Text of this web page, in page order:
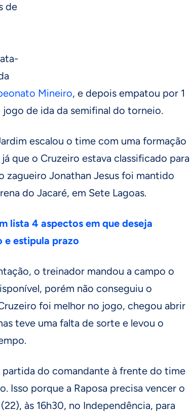
de
Mineiro, e depois empatou por 1
jogo de ida da semifinal do torneio.
escalou o time com uma formação
que o Cruzeiro estava classificado para
zagueiro Jonathan Jesus foi mantido
do Jacaré, em Sete Lagoas.
lista 4 aspectos em que deseja
e estipula prazo
o treinador mandou a campo o
porém não conseguiu o
foi melhor no jogo, chegou abrir
teve uma falta de sorte e levou o
partida do comandante à frente do time
Isso porque a Raposa precisa vencer o
às 16h30, no Independência, para